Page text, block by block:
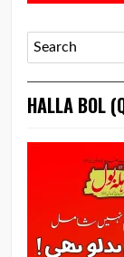
HALLA BOL